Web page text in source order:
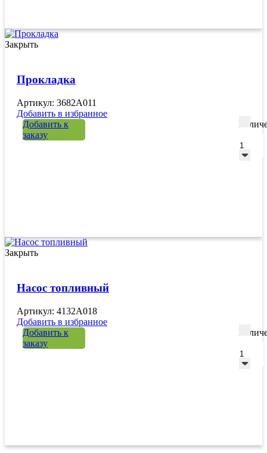
Закрыть
Прокладка
Артикул: 3682A011
Добавить в избранное
Добавить к
заказу
Закрыть
Насос топливный
Артикул: 4132A018
Добавить в избранное
Добавить к
заказу